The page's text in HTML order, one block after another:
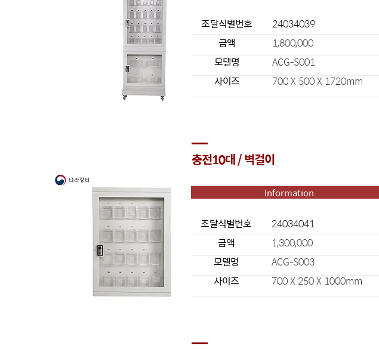
조달식별번호
금액
모델명
사이즈
24034039
1,800,000
ACG-S001
700 X 500 X 1720mm
충전10대 / 벽걸이
Information
조달식별번호
금액
모델명
사이즈
24034041
1,300,000
ACG-S003
700 X 250 X 1000mm